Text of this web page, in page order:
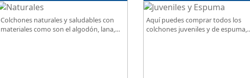
Colchones naturales y saludables con
materiales como son el algodón, lana,
Aquí puedes comprar todos los
colchones juveniles y de espuma,